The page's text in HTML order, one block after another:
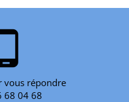
vous répondre
68 04 68